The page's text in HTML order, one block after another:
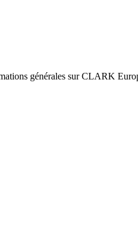
générales sur CLARK